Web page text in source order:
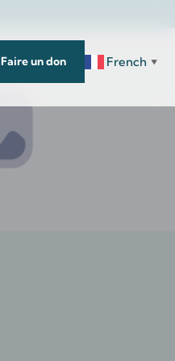
Faire un don French ▼